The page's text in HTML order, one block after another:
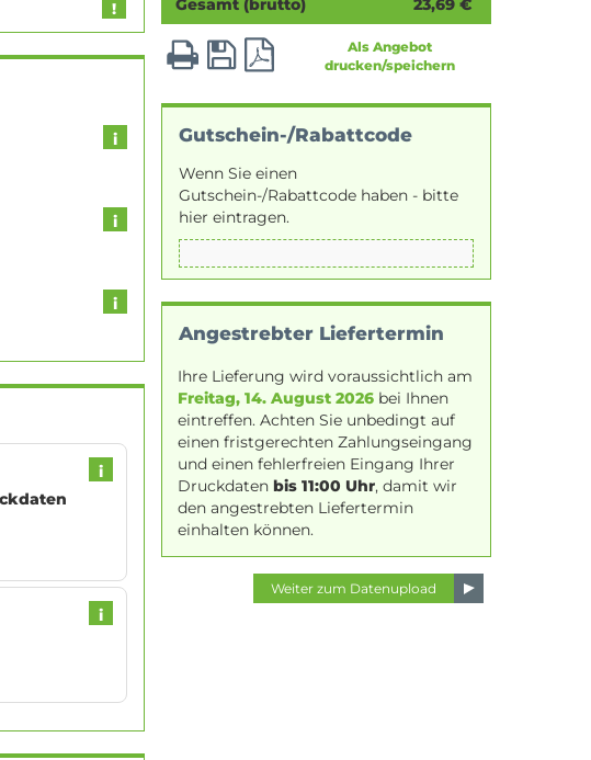
i
i
Gesamt (brutto) 23,69€
Als Angebot
drucken/speichern
Gutschein-/Rabattcode
Wenn Sie einen
Gutschein-/Rabattcode haben - bitte
hier eintragen.
Angestrebter Liefertermin
Ihre Lieferung wird voraussichtlich am
Freitag, 14. August 2026 bei Ihnen
eintreffen. Achten Sie unbedingt auf
einen fristgerechten Zahlungseingang
und einen fehlerfreien Eingang Ihrer
Druckdatenbis 11:00 Uhr, damit wir
den angestrebten Liefertermin
einhalten können.